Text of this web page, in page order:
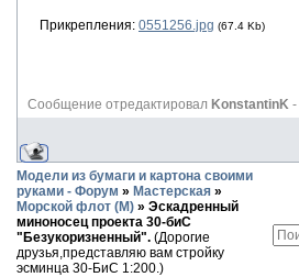
Прикрепления: 0551256.jpg (67.4 Kb)
Сообщение отредактировал KonstantinK -
Модели из бумаги и картона своими
руками - Форум » Мастерская »
Морской флот (М) » Эскадренный
миноносец проекта 30-биС
"Безукоризненный". (Дорогие
друзья,представляю вам стройку
эсминца 30-БиС 1:200.)